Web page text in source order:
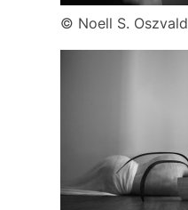
© Noell S. Oszvald